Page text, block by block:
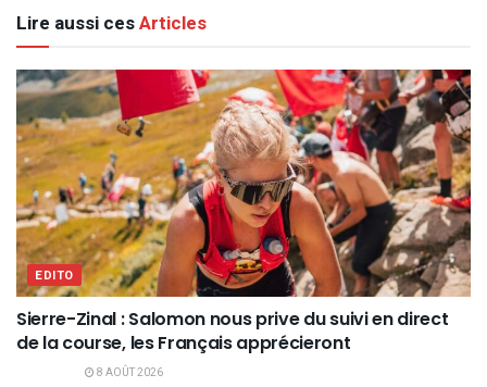
Lire aussi cesArticles
EDITO
Sierre-Zinal : Salomon nous prive du suivi en direct
de la course, les Français apprécieront
8 AOÛT 2026